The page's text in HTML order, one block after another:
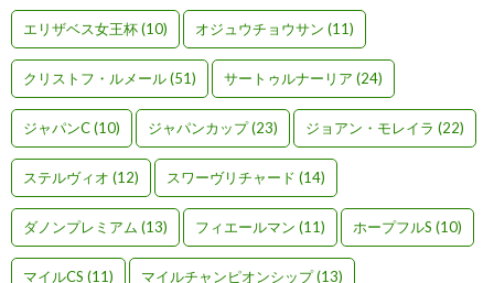
エリザベス女王杯(10) オジュウチョウサン (11)
クリストフ・ルメール(51) サートゥルナーリア (24)
ジャパンC(10) ジャパンカップ(23) ジョアン・モレイラ (22)
ステルヴィオ (12) スワーヴリチャード (14)
ダノンプレミアム (13) フィエールマン (11) ホープフルS (10)
マイルCS (11) マイルチャンピオンシップ(13)